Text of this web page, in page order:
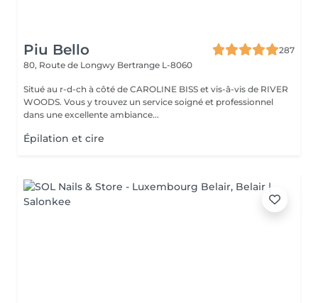
Piu Bello
287
80, Route de Longwy Bertrange L-8060
Situé au r-d-ch à côté de CAROLINE BISS et vis-â-vis de RIVER
WOODS. Vous y trouvez un service soigné et professionnel
dans une excellente ambiance...
Épilation et cire